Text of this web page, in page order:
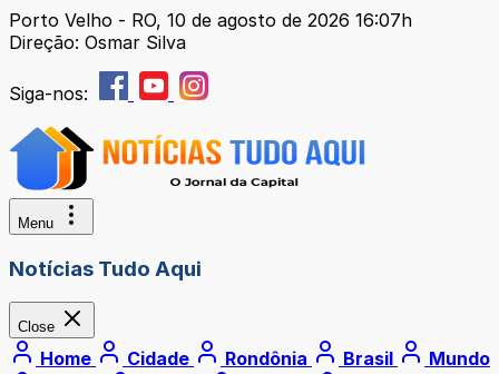
Porto Velho - RO, 10 de agosto de 2026 16:07h
Direção: Osmar Silva
Siga-nos:
Menu
Notícias Tudo Aqui
Close
Home Cidade Rondônia Brasil
Mundo